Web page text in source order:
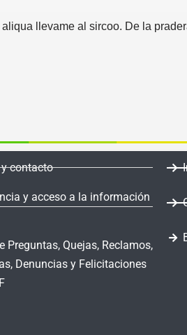
llevame al sircoo. De la
contacto
y acceso a la información
Preguntas, Quejas, Reclamos,
Denuncias y Felicitaciones